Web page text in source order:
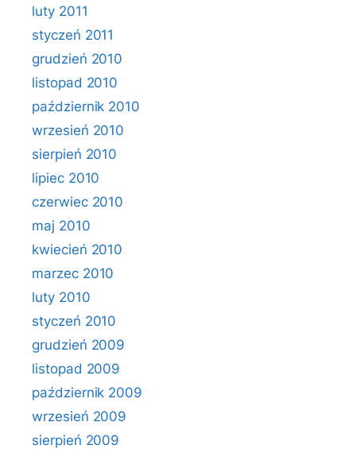
luty 2011
styczeń 2011
grudzień 2010
listopad 2010
październik 2010
wrzesień 2010
sierpień 2010
lipiec 2010
czerwiec 2010
maj 2010
kwiecień 2010
marzec 2010
luty 2010
styczeń 2010
grudzień 2009
listopad 2009
październik 2009
wrzesień 2009
sierpień 2009